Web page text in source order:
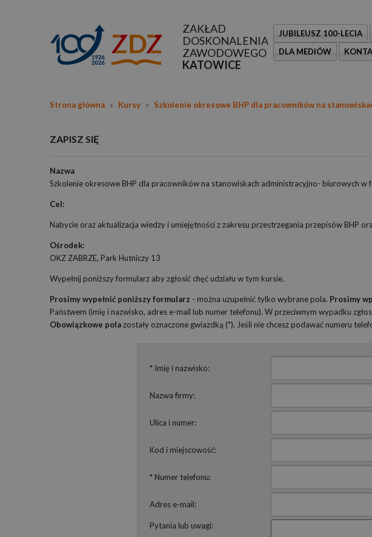
ZAKŁAD
DOSKONALENIA
ZAWODOWEGO
KATOWICE
JUBILEUSZ 100-LECIA
DLA MEDIÓW
Strona główna » Kursy » Szkolenie okresowe BHP dla pracowników na
ZAPISZ SIĘ
Nazwa
Szkolenie okresowe BHP dla pracowników na stanowiskach administracyjno- biurowych w
Cel:
Nabycie oraz aktualizacja wiedzy i umiejętności z zakresu przestrzegania przepisów BHP
Ośrodek:
OKZ ZABRZE, Park Hutniczy 13
Wypełnij poniższy formularz aby zgłosić chęć udziału w tym kursie.
Prosimy wypełnić poniższy formularz - można uzupełnić tylko wybrane pola. Prosimy
Państwem (imię i nazwisko, adres e-mail lub numer telefonu). W przeciwnym wypadku
Obowiązkowe polazostały oznaczone gwiazdką (*). Jeśli nie chcesz podawać numeru
* Imię i nazwisko:
Nazwa firmy:
Ulica i numer:
Kod i miejscowość:
* Numer telefonu:
Adres e-mail:
Pytania lub uwagi: